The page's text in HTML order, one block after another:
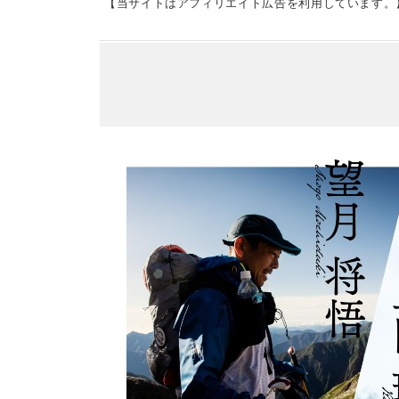
【当サイトはアフィリエイト広告を利用しています。